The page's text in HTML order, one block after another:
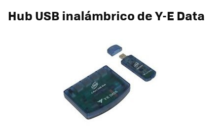
Hub USB inalámbrico de Y-E Data